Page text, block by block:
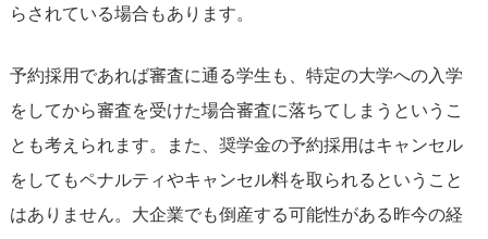
らされている場合もあります。
予約採用であれば審査に通る学生も、特定の大学への入学
をしてから審査を受けた場合審査に落ちてしまうというこ
とも考えられます。また、奨学金の予約採用はキャンセル
をしてもペナルティやキャンセル料を取られるということ
はありません。大企業でも倒産する可能性がある昨今の経